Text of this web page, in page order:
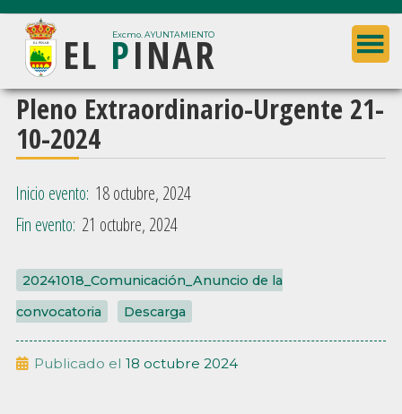
Saltar
contenido
principal
Saltar
barra
lateral
principal
Excmo. AYUNTAMIENTO
EL PINAR
Ayuntamiento
de
El
(Granada)
Pleno Extraordinario-Urgente 21-
10-2024
Inicio evento: 18 octubre, 2024
Fin evento: 21 octubre, 2024
20241018_Comunicación_Anuncio de la
convocatoria
Descarga
Publicado el 18 octubre 2024